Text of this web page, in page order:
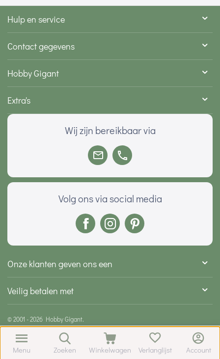
Hulp en service
Contact gegevens
Hobby Gigant
Extra's
Wij zijn bereikbaar via
Volg ons via social media
Onze klanten geven ons een
Veilig betalen met
© 2001 - 2026 Hobby Gigant.
Menu Zoeken Winkelwagen Verlanglijst Account